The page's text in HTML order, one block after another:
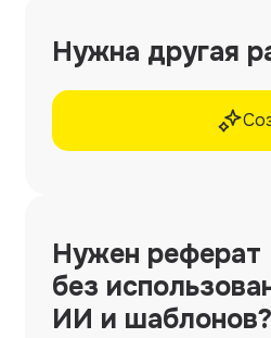
Нужна другая
Нужен реферат
без
ИИ и шаблонов?